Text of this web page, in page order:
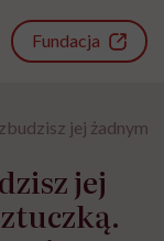
Fundacja
jej żadnym
jej